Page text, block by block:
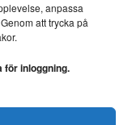
anpassa
att trycka på
för inloggning.